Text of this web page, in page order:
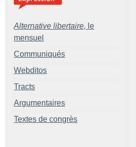
Alternative libertaire, le
mensuel
Communiqués
Webditos
Tracts
Argumentaires
Textes de congrès